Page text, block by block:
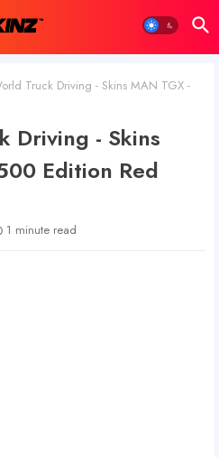
Truck Driving - Skins MAN TGX -
Driving - Skins
Edition Red
1 minute read